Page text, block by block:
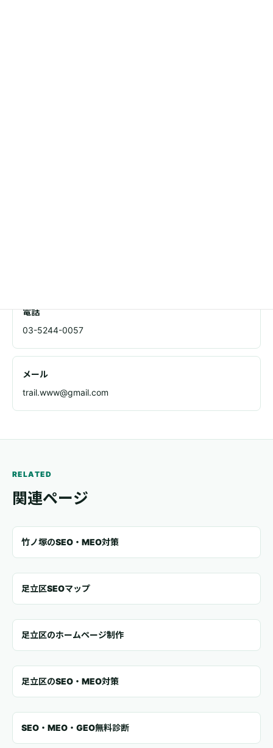
電話
03-5244-0057
メール
trail.www@gmail.com
RELATED
関連ページ
竹ノ塚のSEO・MEO対策
足立区SEOマップ
足立区のホームページ制作
足立区のSEO・MEO対策
SEO・MEO・GEO無料診断